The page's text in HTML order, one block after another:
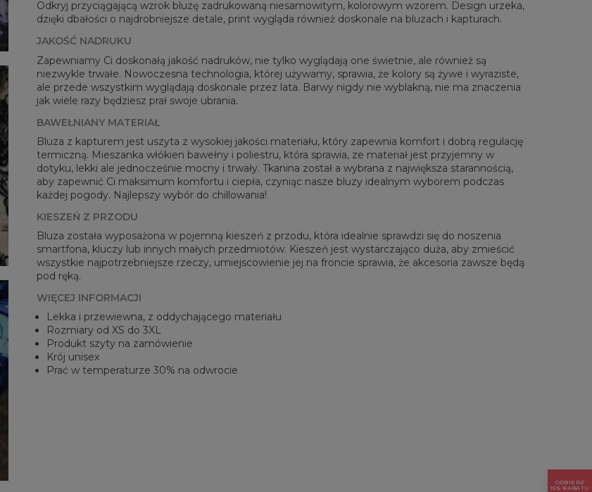
A - Długość całkowita
65 67 69 71 73
B - Sz. klatki piersiowej
54
Odkryj przyciągającą wzrok bluzę zadrukowaną niesamowitym, kolorowym wzorem. Design urzeka,
dzięki dbałości o najdrobniejsze detale, print wygląda również doskonale na bluzach i kapturach.
JAKOŚĆ NADRUKU
Zapewniamy Ci doskonałą jakość nadruków, nie tylko wyglądają one świetnie, ale również są
niezwykle trwałe. Nowoczesna technologia, której używamy, sprawia, że kolory są żywe i wyraziste,
ale przede wszystkim wyglądają doskonale przez lata. Barwy nigdy nie wyblakną, nie ma znaczenia
jak wiele razy będziesz prał swoje ubrania.
BAWEŁNIANY MATERIAŁ
Bluza z kapturem jest uszyta z wysokiej jakości materiału, który zapewnia komfort i dobrą regulację
termiczną. Mieszanka włókien bawełny i poliestru, która sprawia, ze materiał jest przyjemny w
dotyku, lekki ale jednocześnie mocny i trwały. Tkanina został a wybrana z największa starannością,
aby zapewnić Ci maksimum komfortu i ciepła, czyniąc nasze bluzy idealnym wyborem podczas
każdej pogody. Najlepszy wybór do chillowania!
KIESZEŃ Z PRZODU
Bluza została wyposażona w pojemną kieszeń z przodu, która idealnie sprawdzi się do noszenia
smartfona, kluczy lub innych małych przedmiotów. Kieszeń jest wystarczająco duża, aby zmieścić
wszystkie najpotrzebniejsze rzeczy, umiejscowienie jej na froncie sprawia, że akcesoria zawsze będą
pod ręką.
WIĘCEJ INFORMACJI
Lekka i przewiewna, z oddychającego materiału
Rozmiary od XS do 3XL
Produkt szyty na zamówienie
Krój unisex
Prać w temperaturze 30% na odwrocie
ODBIERZ
15% RABATU